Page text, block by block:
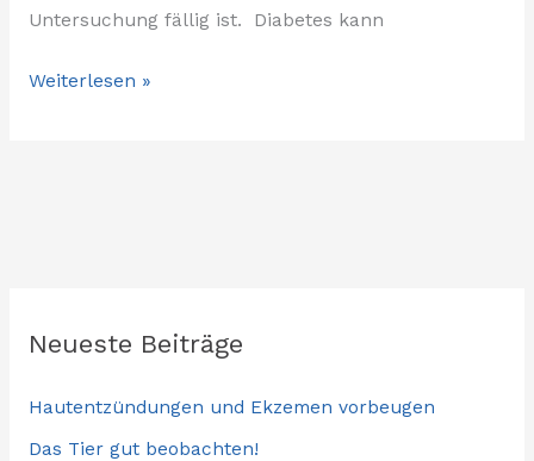
Untersuchung fällig ist. Diabetes kann
Weiterlesen »
Neueste Beiträge
Hautentzündungen und Ekzemen vorbeugen
Das Tier gut beobachten!